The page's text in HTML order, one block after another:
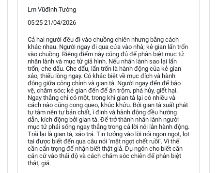
Lm Vũđình Tường
05:25 21/04/2026
Cả hai người đều đi vào chuồng chiên nhưng bằng cách
khác nhau. Người ngay đi qua cửa vào nhà; kẻ gian lẩn trốn
vào chuồng. Riêng điểm này cũng đủ để phân biệt mục tử
nhân lành và mục tử giả hình. Nếu nhân lành sao lại lẩn
trốn, che dấu. Che dấu, lẩn trốn là hành động của kẻ gian
xảo, thiếu lòng ngay. Có khác biệt về mục đích và hành
động giữa công chính và gian tà. Người ngay đến để bảo
vệ, chăm sóc; kẻ gian đến để ăn trộm, phá hủy, giết hại.
Ngay thẳng chỉ có một, trong khi gian tà lại có nhiều và
cách nào cũng cong queo, khúc khửu. Bởi gian tà xuất phát
tự tâm nên tự bản chất, í định và hành động đều hướng
dẫn, kích động bởi gian tà. Để trở thành nhân lành người
mục tử phải sống ngay thẳng trong cả lời nói lẫn hành động.
Trái lại là gian tà, xảo trá. Tin tưởng vào lời nói ngon ngọt, lọt
tai được biết đến qua câu nói ‘mật ngọt chết ruồi’. Vì thế
cần cẩn trọng để nhận biết thật giả. Dụ ngôn cho biết cần
căn cứ vào thái độ và cách chăm sóc chiên để phân biệt
thật, giả.